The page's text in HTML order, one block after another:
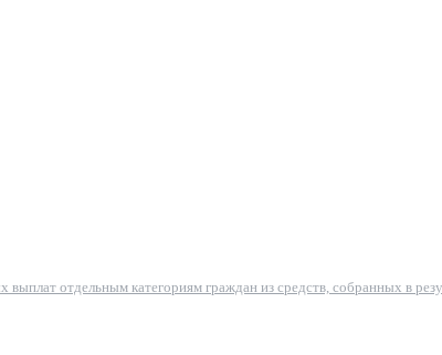
отдельным категориям граждан из средств, собранных в